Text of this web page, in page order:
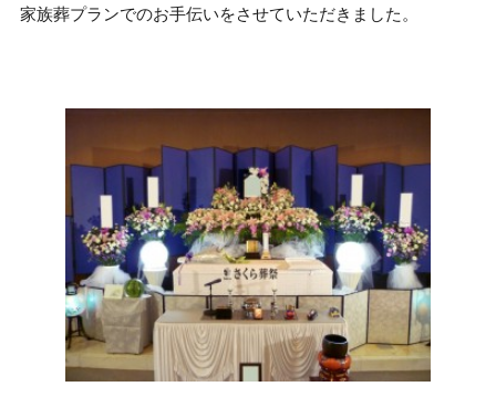
家族葬プランでのお手伝いをさせていただきました。